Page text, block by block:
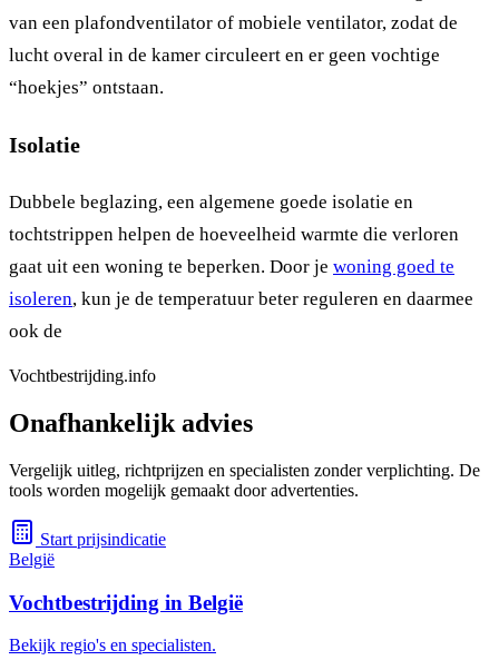
van een plafondventilator of mobiele ventilator, zodat de
lucht overal in de kamer circuleert en er geen vochtige
“hoekjes” ontstaan.
Isolatie
Dubbele beglazing, een algemene goede isolatie en
tochtstrippen helpen de hoeveelheid warmte die verloren
gaat uit een woning te beperken. Door je woning goed te
isoleren, kun je de temperatuur beter reguleren en daarmee
ook de
Vochtbestrijding.info
Onafhankelijk advies
Vergelijk uitleg, richtprijzen en specialisten zonder verplichting. De
tools worden mogelijk gemaakt door advertenties.
Start prijsindicatie
België
Vochtbestrijding in België
Bekijk regio's en specialisten.